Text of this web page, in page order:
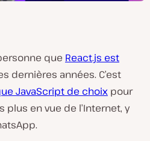
que React.js est
dernières années. C’est
JavaScript de choix pour
en vue de l’Internet, y